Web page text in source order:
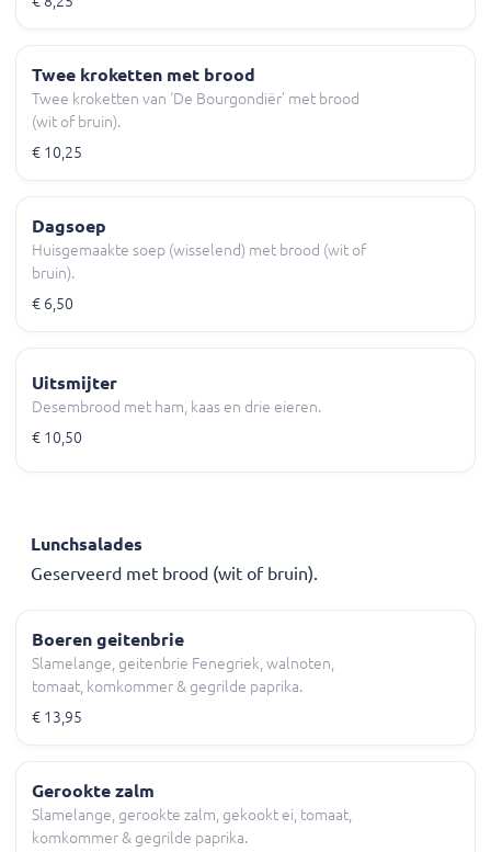
Twee kroketten met brood
Twee kroketten van ‘De Bourgondiër’ met brood
(wit of bruin).
€ 10,25
Dagsoep
Huisgemaakte soep (wisselend) met brood (wit of
bruin).
€ 6,50
Uitsmijter
Desembrood met ham, kaas en drie eieren.
€ 10,50
Lunchsalades
Geserveerd met brood (wit of bruin).
Boeren geitenbrie
Slamelange, geitenbrie Fenegriek, walnoten,
tomaat, komkommer & gegrilde paprika.
€ 13,95
Gerookte zalm
Slamelange, gerookte zalm, gekookt ei, tomaat,
komkommer & gegrilde paprika.